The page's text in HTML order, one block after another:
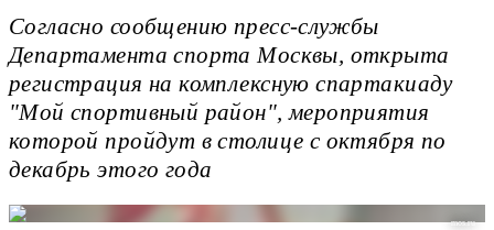
Согласно сообщению пресс-службы
Департамента спорта Москвы, открыта
регистрация на комплексную спартакиаду
"Мой спортивный район", мероприятия
которой пройдут в столице с октября по
декабрь этого года
mos.ru